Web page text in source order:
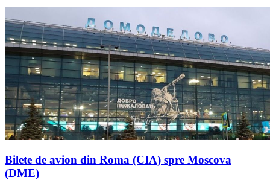
Bilete de avion din Roma (CIA) spre Moscova
(DME)